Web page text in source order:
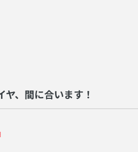
ヤ、間に合います！